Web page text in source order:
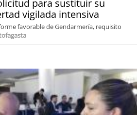
para sustituir su
vigilada intensiva
favorable de Gendarmería, requisito